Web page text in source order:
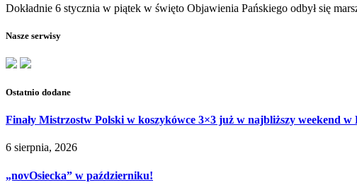
Dokładnie 6 stycznia w piątek w święto Objawienia Pańskiego odbył się
Nasze serwisy
Ostatnio dodane
Finały Mistrzostw Polski w koszykówce 3×3 już w najbliższy weekend w
6 sierpnia, 2026
„novOsiecka” w październiku!